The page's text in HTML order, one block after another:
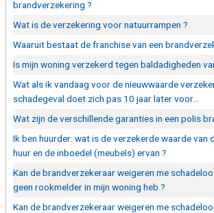
brandverzekering ?
Wat is de verzekering voor natuurrampen ?
Waaruit bestaat de franchise van een
Is mijn woning verzekerd tegen baldadigheden
Wat als ik vandaag voor de nieuwwaarde
schadegeval doet zich pas 10 jaar later voor...
Wat zijn de verschillende garanties in een polis
Ik ben huurder: wat is de verzekerde waarde van
huur en de inboedel (meubels) ervan ?
Kan de brandverzekeraar weigeren me
geen rookmelder in mijn woning heb ?
Kan de brandverzekeraar weigeren me